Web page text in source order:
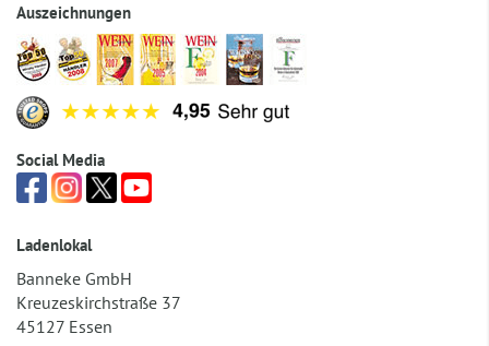
Auszeichnungen
Social Media
Ladenlokal
Banneke GmbH
Kreuzeskirchstraße 37
45127 Essen